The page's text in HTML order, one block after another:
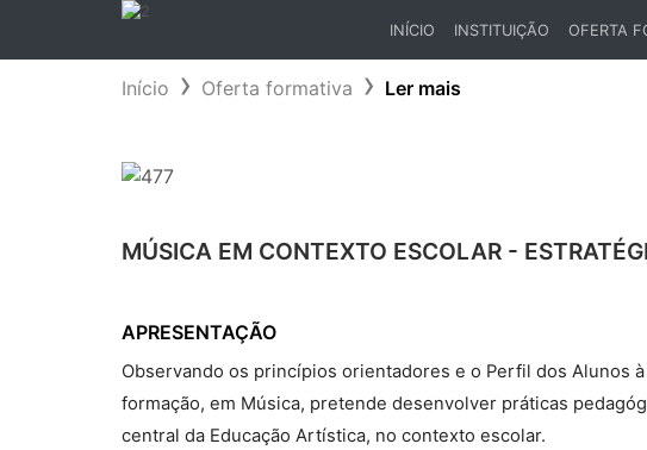
INÍCIO
INSTITUIÇÃO OFERTA
Início Oferta formativa Ler mais
MÚSICA EM CONTEXTO ESCOLAR -
APRESENTAÇÃO
Observando os princípios orientadores e o Perfil dos Alunos
formação, em Música, pretende desenvolver práticas
central da Educação Artística, no contexto escolar.